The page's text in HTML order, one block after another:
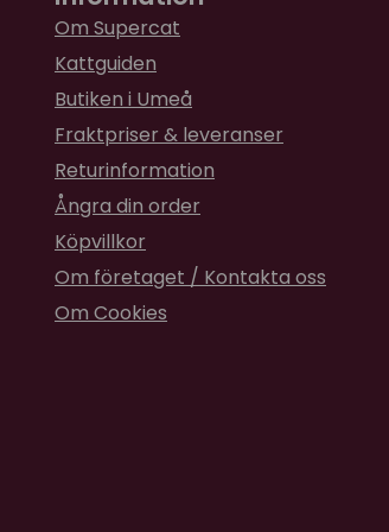
Om Supercat
Kattguiden
Butiken i Umeå
Fraktpriser & leveranser
Returinformation
Ångra din order
Köpvillkor
Om företaget / Kontakta oss
Om Cookies